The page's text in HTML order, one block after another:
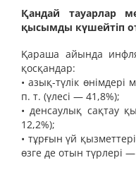
Қандай тауарлар
қысымды күшейтіп
Қараша айында
қосқандар:
• азық-түлік
п. т. (үлесі — 41,8%);
• денсаулық сақтау
12,2%);
• тұрғын үй
өзге де отын түрлері